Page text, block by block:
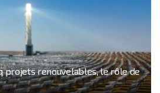
projets renouvelables, le rôle de